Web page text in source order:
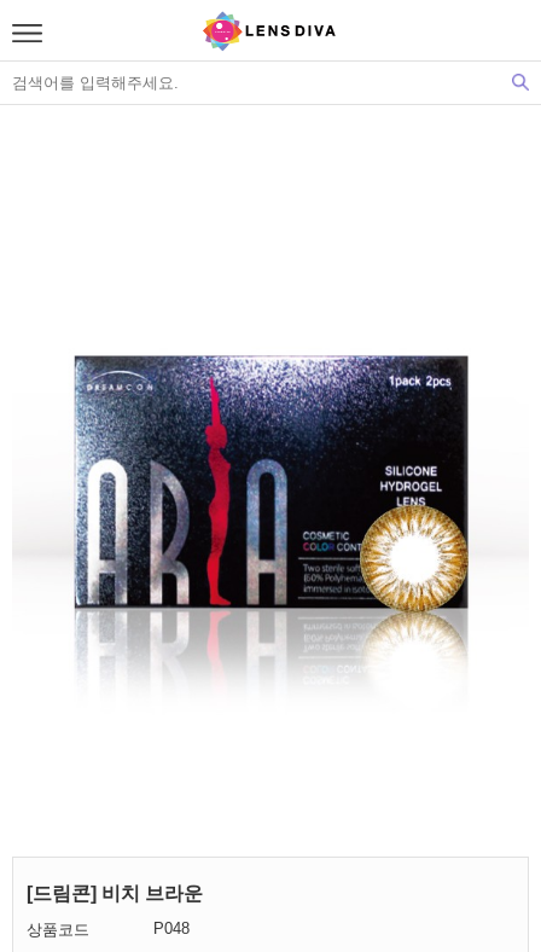
[드림콘] 비치 브라운
상품코드
P048